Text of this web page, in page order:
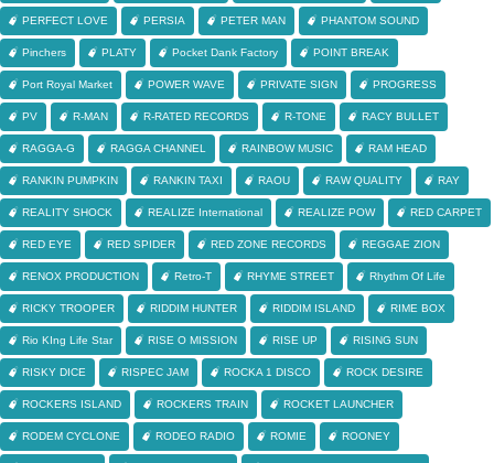
PERFECT LOVE PERSIA PETER MAN PHANTOM SOUND
Pinchers PLATY Pocket Dank Factory POINT BREAK
Port Royal Market POWER WAVE PRIVATE SIGN PROGRESS
PV R-MAN R-RATED RECORDS R-TONE RACY BULLET
RAGGA-G RAGGA CHANNEL RAINBOW MUSIC RAM HEAD
RANKIN PUMPKIN RANKIN TAXI RAOU RAW QUALITY RAY
REALITY SHOCK REALIZE International REALIZE POW RED CARPET
RED EYE RED SPIDER RED ZONE RECORDS REGGAE ZION
RENOX PRODUCTION Retro-T RHYME STREET Rhythm Of Life
RICKY TROOPER RIDDIM HUNTER RIDDIM ISLAND RIME BOX
Rio KIng Life Star RISE O MISSION RISE UP RISING SUN
RISKY DICE RISPEC JAM ROCKA 1 DISCO ROCK DESIRE
ROCKERS ISLAND ROCKERS TRAIN ROCKET LAUNCHER
RODEM CYCLONE RODEO RADIO ROMIE ROONEY